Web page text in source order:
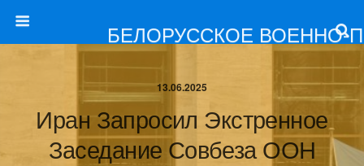
БЕЛОРУССКОЕ ВОЕННО-
13.06.2025
Иран Запросил Экстренное
Заседание Совбеза ООН